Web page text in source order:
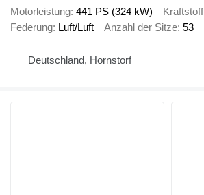
Motorleistung 441 PS (324 kW) Kraftstoff
Federung Luft/Luft Anzahl der Sitze 53
Deutschland, Hornstorf